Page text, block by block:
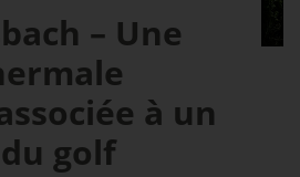
– Une
à un
golf